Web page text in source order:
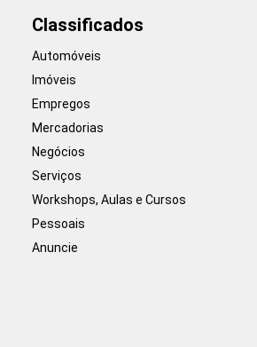
Classificados
Automóveis
Imóveis
Empregos
Mercadorias
Negócios
Serviços
Workshops, Aulas e Cursos
Pessoais
Anuncie